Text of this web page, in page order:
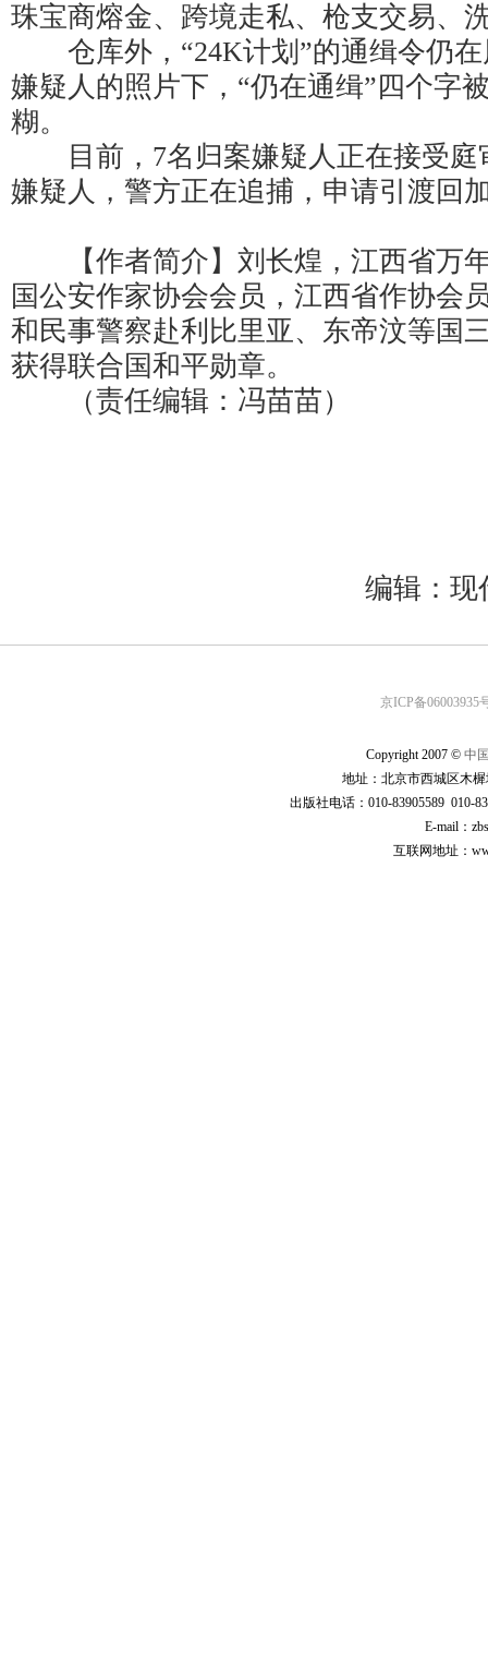
珠宝商熔金、跨境走私、枪支交易、
仓库外，“24K计划”的通缉令仍在
嫌疑人的照片下，“仍在通缉”四个字
糊。
目前，7名归案嫌疑人正在接受庭
嫌疑人，警方正在追捕，申请引渡回
【作者简介】刘长煌，江西省万
国公安作家协会会员，江西省作协会
和民事警察赴利比里亚、东帝汶等国
获得联合国和平勋章。
（责任编辑：冯苗苗）
编辑：
京ICP备06003935
Copyright 2007 © 中
地址：北京市西城区木
出版社电话：010-83905589 010-
E-mail：
互联网地址：